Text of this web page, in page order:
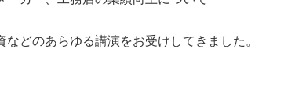
どのあらゆる講演をお受けしてきました。